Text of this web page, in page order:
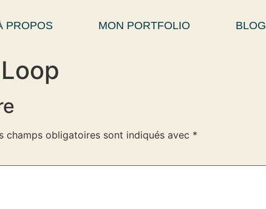
PROPOS MON PORTFOLIO BLOG
champs obligatoires sont indiqués avec *